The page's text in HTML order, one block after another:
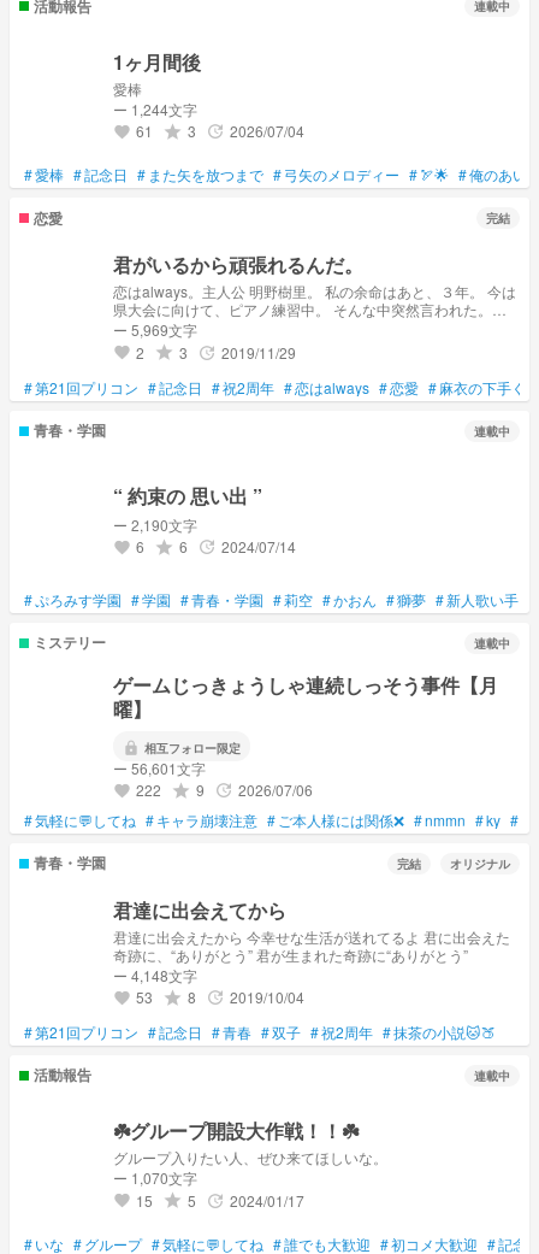
活動報告 連載中
1ヶ月間後
愛棒
ー 1,244文字
favorite 61 grade 3 update 2026/07/04
#愛棒 #記念日 # また矢を放つまで #弓矢のメロディー #🏹🌟 #俺のあい
恋愛 完結
君がいるから頑張れるんだ。
恋はalways。主人公 明野樹里。 私の余命はあと、３年。 今は
県大会に向けて、ピアノ練習中。 そんな中突然言われた。
「好きだ」 って。 本編の「恋はalways」もよろしくお願いい
たします。
ー 5,969文字
favorite 2 grade 3 update 2019/11/29
#第21回プリコン #記念日 #祝2周年 #恋はalways #恋愛 #麻衣の下手く
青春・学園 連載中
“ 約束の 思い出 ”
ー 2,190文字
favorite 6 grade 6 update 2024/07/14
#ぷろみす学園 #学園 #青春・学園 #莉空 #かおん #獅夢 #新人歌い手
ミステリー 連載中
ゲームじっきょうしゃ連続しっそう事件【月
曜】
lock 相互フォロー限定
ー 56,601文字
favorite 222 grade 9 update 2026/07/06
#気軽に💬してね #キャラ崩壊注意 # ご本人様には関係❌ #nmmn #ky #
青春・学園 完結 オリジナル
君達に出会えてから
君達に出会えたから 今幸せな生活が送れてるよ 君に出会えた
奇跡に、“ありがとう” 君が生まれた奇跡に“ありがとう”
ー 4,148文字
favorite 53 grade 8 update 2019/10/04
#第21回プリコン #記念日 #青春 #双子 #祝2周年 #抹茶の小説🐱🍑
活動報告 連載中
☘️グループ開設大作戦！！☘️
グループ入りたい人、ぜひ来てほしいな。
ー 1,070文字
favorite 15 grade 5 update 2024/01/17
#いな #グループ #気軽に💬してね #誰でも大歓迎 #初コメ大歓迎 #記念